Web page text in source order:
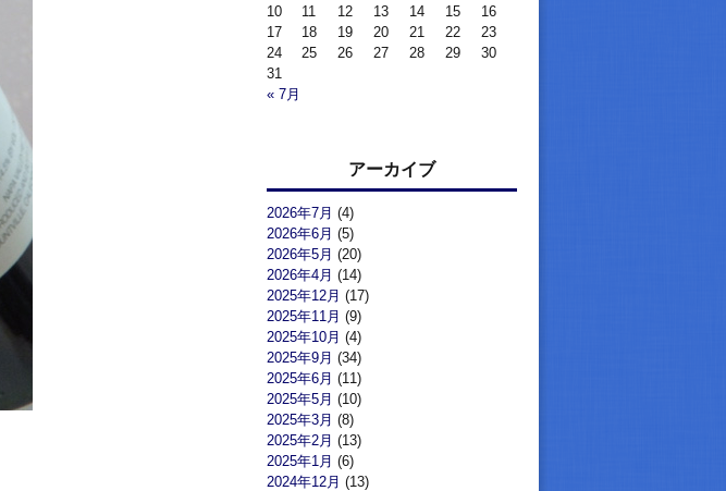
« 7月
10
11 12 13 14 15
16
17
18 19 20 21 22
23
24
25 26 27 28 29
30
31
アーカイブ
2026年7月 (4)
2026年6月 (5)
2026年5月 (20)
2026年4月 (14)
2025年12月 (17)
2025年11月 (9)
2025年10月 (4)
2025年9月 (34)
2025年6月 (11)
2025年5月 (10)
2025年3月 (8)
2025年2月 (13)
2025年1月 (6)
2024年12月 (13)